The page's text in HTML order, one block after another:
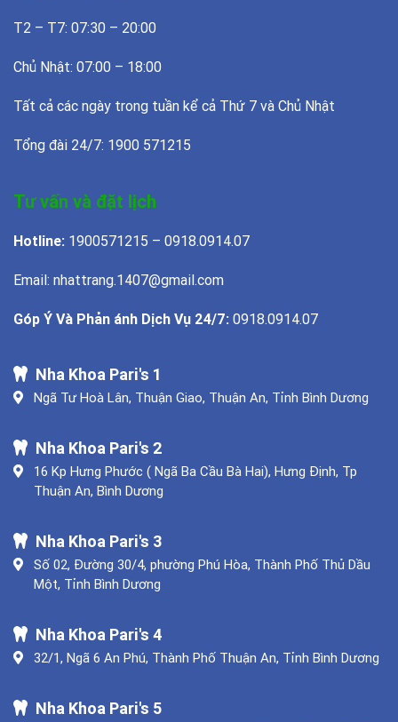
T2 – T7: 07:30 – 20:00
Chủ Nhật: 07:00 – 18:00
Tất cả các ngày trong tuần kể cả Thứ 7 và Chủ Nhật
Tổng đài 24/7: 1900 571215
Tư vấn và đặt lịch
Hotline: 1900571215 – 0918.0914.07
Email: nhattrang.1407@gmail.com
Góp Ý Và Phản ánh Dịch Vụ 24/7: 0918.0914.07
Nha Khoa Pari's 1
Ngã Tư Hoà Lân, Thuận Giao, Thuận An, Tỉnh Bình Dương
Nha Khoa Pari's 2
16 Kp Hưng Phước ( Ngã Ba Cầu Bà Hai), Hưng Định, Tp
Thuận An, Bình Dương
Nha Khoa Pari's 3
Số 02, Đường 30/4, phường Phú Hòa, Thành Phố Thủ Dầu
Một, Tỉnh Bình Dương
Nha Khoa Pari's 4
32/1, Ngã 6 An Phú, Thành Phố Thuận An, Tỉnh Bình Dương
Nha Khoa Pari's 5